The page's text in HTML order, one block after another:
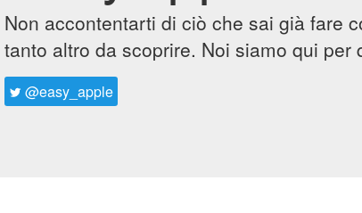
Non accontentarti di ciò che sai già fare
tanto altro da scoprire. Noi siamo qui per
@easy_apple